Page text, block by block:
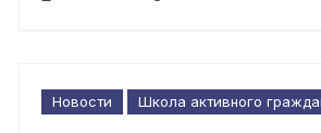
Новости Школа активного